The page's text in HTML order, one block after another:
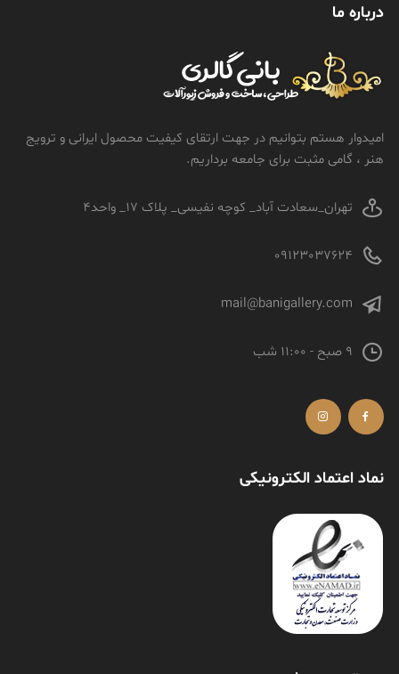
درباره ما
امیدوار هستم بتوانیم در جهت ارتقای کیفیت محصول ایرانی و ترویج
هنر ، گامی مثبت برای جامعه برداریم.
تهران_سعادت آباد_ کوچه نفیسی_ پلاک 17_ واحد4
09123037624
mail@banigallery.com
9 صبح - 11:00 شب
نماد اعتماد الکترونیکی